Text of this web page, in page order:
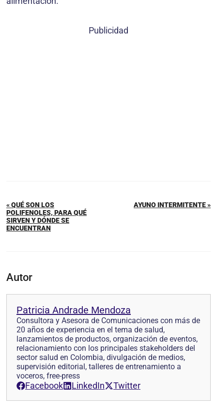
Publicidad
« QUÉ SON LOS
POLIFENOLES, PARA QUÉ
SIRVEN Y DÓNDE SE
ENCUENTRAN
AYUNO INTERMITENTE »
Autor
Patricia Andrade Mendoza
Consultora y Asesora de Comunicaciones con más de
20 años de experiencia en el tema de salud,
lanzamientos de productos, organización de eventos,
relacionamiento con los principales stakeholders del
sector salud en Colombia, divulgación de medios,
supervisión editorial, talleres de entrenamiento a
voceros, free-press
Facebook LinkedIn Twitter